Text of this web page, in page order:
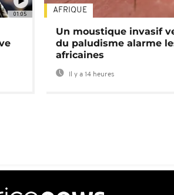
01:05 AFRIQUE
Un moustique invasif
du paludisme alarme
africaines
Il y a 14 heures